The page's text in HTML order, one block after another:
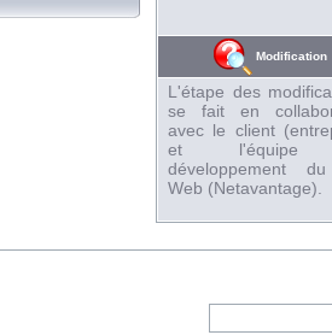
Modification
L'étape des
se fait en
avec le client
et l'équipe
développement
Web (Netavantage).